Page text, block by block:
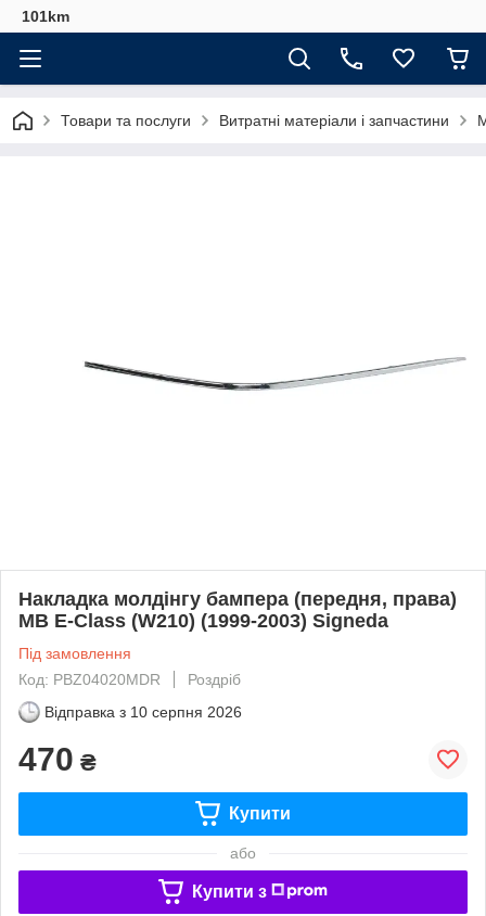
101km
Товари та послуги Витратні матеріали і запчастини
Накладка молдінгу бампера (передня, права)
MB E-Class (W210) (1999-2003) Signeda
Під замовлення
Код: PBZ04020MDR
Роздріб
Відправка з 10 серпня 2026
470 ₴
Купити
або
Купити з